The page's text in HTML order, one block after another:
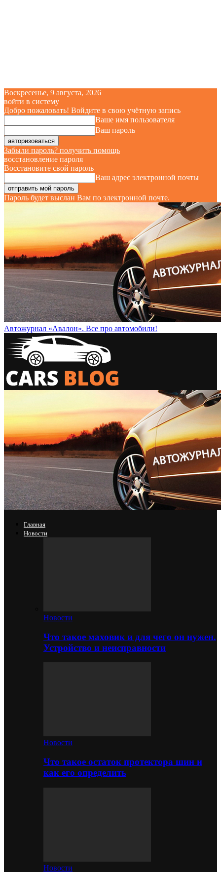
Воскресенье, 9 августа, 2026
войти в систему
Добро пожаловать! Войдите в свою учётную запись
Ваше имя пользователя
Ваш пароль
Забыли пароль? получить помощь
восстановление пароля
Восстановите свой пароль
Ваш адрес электронной почты
Пароль будет выслан Вам по электронной почте.
Автожурнал «Авалон». Все про автомобили!
Главная
Новости
Новости
Что такое маховик и для чего он нужен.
Устройство и неисправности
Новости
Что такое остаток протектора шин и
как его определить
Новости